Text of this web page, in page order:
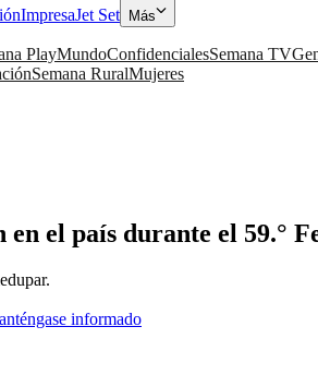
ImpresaJet Set Más
PlayMundoConfidencialesSemana TV
Semana RuralMujeres
el país durante el 59.°
informado